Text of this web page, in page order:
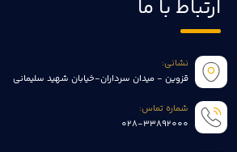
ارتباط با ما
نشانی:
قزوین - میدان سرداران-خیابان شهید سلیمانی
شماره تماس:
028-33892000